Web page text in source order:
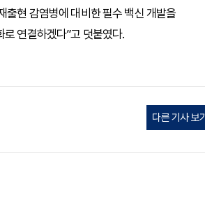
출현 감염병에 대비한 필수 백신 개발을
연결하겠다”고 덧붙였다.
다른 기사 보기